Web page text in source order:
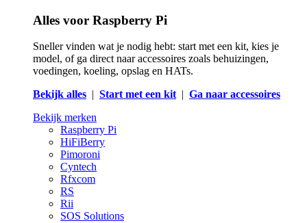
Alles voor Raspberry Pi
Sneller vinden wat je nodig hebt: start met een kit, kies je
model, of ga direct naar accessoires zoals behuizingen,
voedingen, koeling, opslag en HATs.
Bekijk alles | Start met een kit| Ga naar accessoires
Bekijk merken
Raspberry Pi
HiFiBerry
Pimoroni
Cyntech
Rfxcom
RS
Rii
SOS Solutions